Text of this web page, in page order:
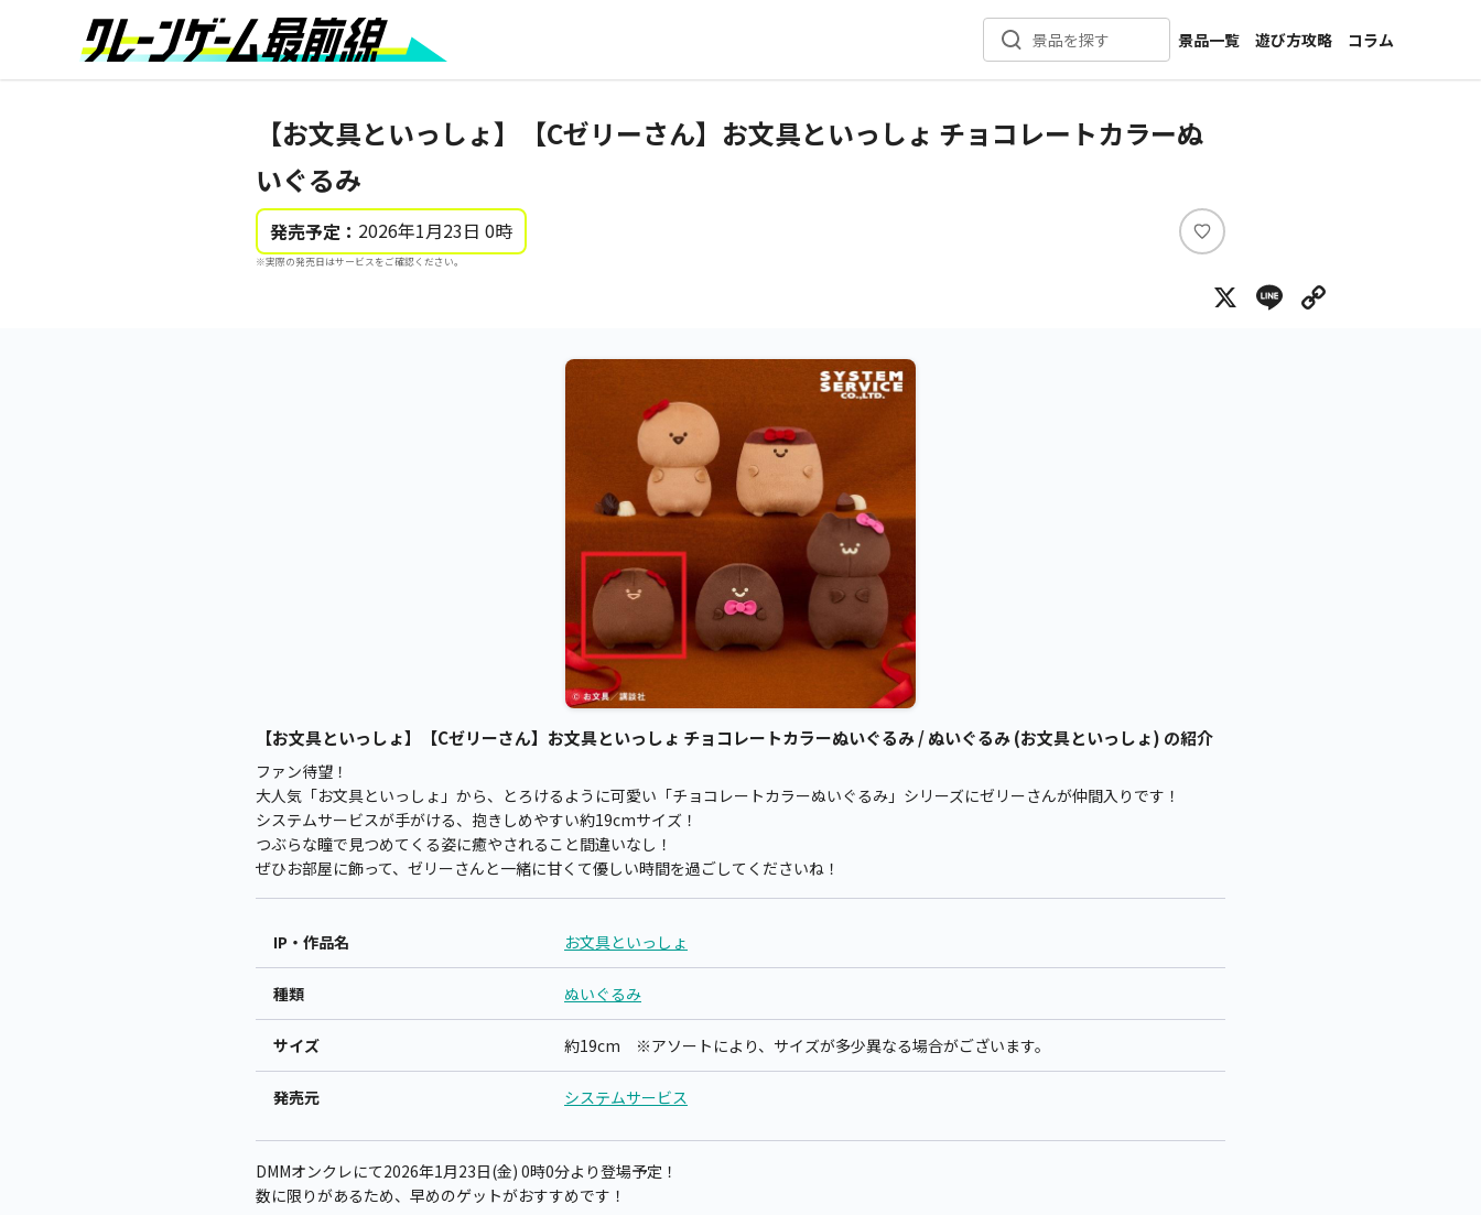
景品を探す
景品一覧
新着景品
カテゴリ一覧
遊び方攻略
コラム
インタビュー
【お文具といっしょ】【Cゼリーさん】お文具といっしょ チョコレートカラーぬ
いぐるみ
発売予定： 2026年1月23日 0時
※実際の発売日はサービスをご確認ください。
い
ね
X Line
【お文具といっしょ】【Cゼリーさん】お文具といっしょ チョコレートカラーぬいぐるみ / ぬいぐるみ (お文具といっしょ) の紹介
ファン待望！
大人気「お文具といっしょ」から、とろけるように可愛い「チョコレートカラーぬいぐるみ」シリーズにゼリーさんが仲間入りです！
システムサービスが手がける、抱きしめやすい約19cmサイズ！
つぶらな瞳で見つめてくる姿に癒やされること間違いなし！
ぜひお部屋に飾って、ゼリーさんと一緒に甘くて優しい時間を過ごしてくださいね！
IP・作品名 お文具といっしょ
種類 ぬいぐるみ
サイズ 約19cm ※アソートにより、サイズが多少異なる場合がございます。
発売元 システムサービス
DMMオンクレにて2026年1月23日(金) 0時0分より登場予定！
数に限りがあるため、早めのゲットがおすすめです！